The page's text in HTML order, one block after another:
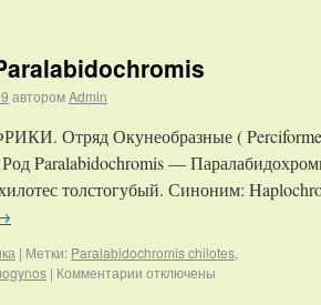
авторомAdmin
Отряд Окунеобразные (
Род Paralabidochromis —
толстогубый. Синоним:
| Метки: Paralabidochromis chilotes,
| Комментарии отключены